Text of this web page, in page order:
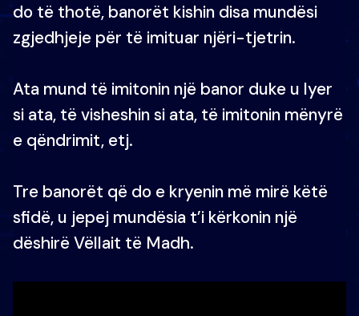
do të thotë, banorët kishin disa mundësi
zgjedhjeje për të imituar njëri-tjetrin.
Ata mund të imitonin një banor duke u lyer
si ata, të visheshin si ata, të imitonin mënyrë
e qëndrimit, etj.
Tre banorët që do e kryenin më mirë këtë
sfidë, u jepej mundësia t’i kërkonin një
dëshirë Vëllait të Madh.